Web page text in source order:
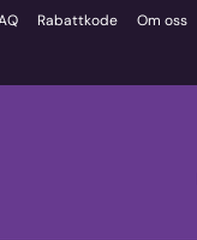
Rabattkode Om oss